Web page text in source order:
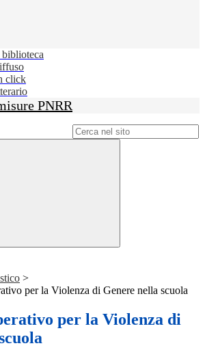
click
PNRR
>
per la Violenza di Genere nella scuola
per la Violenza di